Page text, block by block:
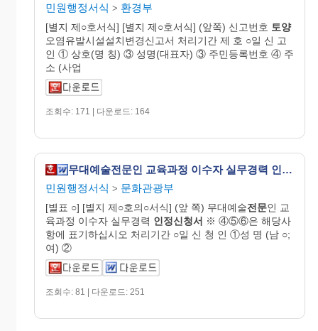
민원행정서식 > 환경부
[별지 제○호서식] [별지 제○호서식] (앞쪽) 신고번호 토양
오염유발시설설치변경신고서 처리기간 제 호 ○일 신 고
인 ① 상호(명 칭) ③ 성명(대표자) ③ 주민등록번호 ④ 주
소 (사업
조회수: 171 | 다운로드: 164
무대예술전문인 교육과정 이수자 실무경력 인정신청서
민원행정서식 > 문화관광부
[별표 ○] [별지 제○호의○서식] (앞 쪽) 무대예술전문인 교
육과정 이수자 실무경력 인정신청서 ※ ④⑤⑥은 해당사
항에 표기하십시오 처리기간 ○일 신 청 인 ①성 명 (남 ○;
여) ②
조회수: 81 | 다운로드: 251